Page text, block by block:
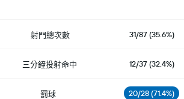
射門總次數 31/87 (35.6%)
三分鐘投射命中 12/37 (32.4%)
罰球 20/28 (71.4%)